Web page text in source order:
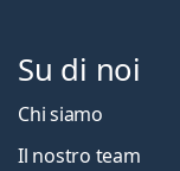
Su di noi
Chi siamo
Il nostro team